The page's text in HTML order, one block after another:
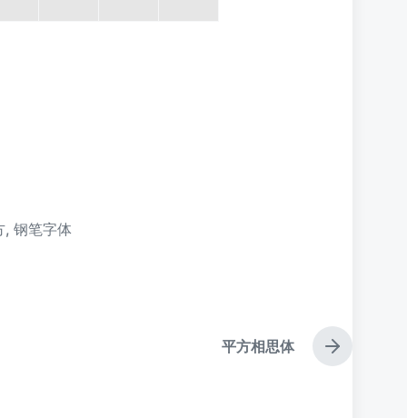
,钢笔字体
下
篇
平方相思体